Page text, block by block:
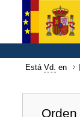
Está Vd. en